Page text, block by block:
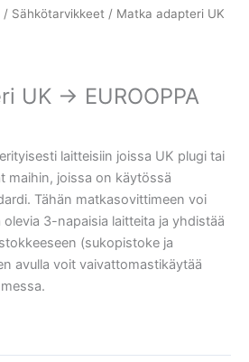
/ Sähkötarvikkeet / Matka adapteri UK
UK -> EUROOPPA
laitteisiin joissa UK plugi tai
maihin, joissa on käytössä
Tähän matkasovittimeen voi
3-napaisia laitteita ja yhdistää
(sukopistoke ja
avulla voit vaivattomastikäytää